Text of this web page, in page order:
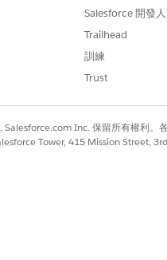
Salesforce 開發
Trailhead
訓練
Trust
Inc. 保留所有權利。
Tower, 415 Mission Street,